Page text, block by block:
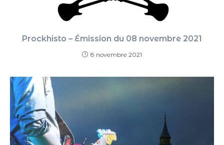
Prockhisto – Émission du 08 novembre 2021
8 novembre 2021